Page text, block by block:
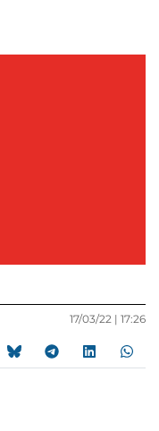
17/03/22 | 17:26